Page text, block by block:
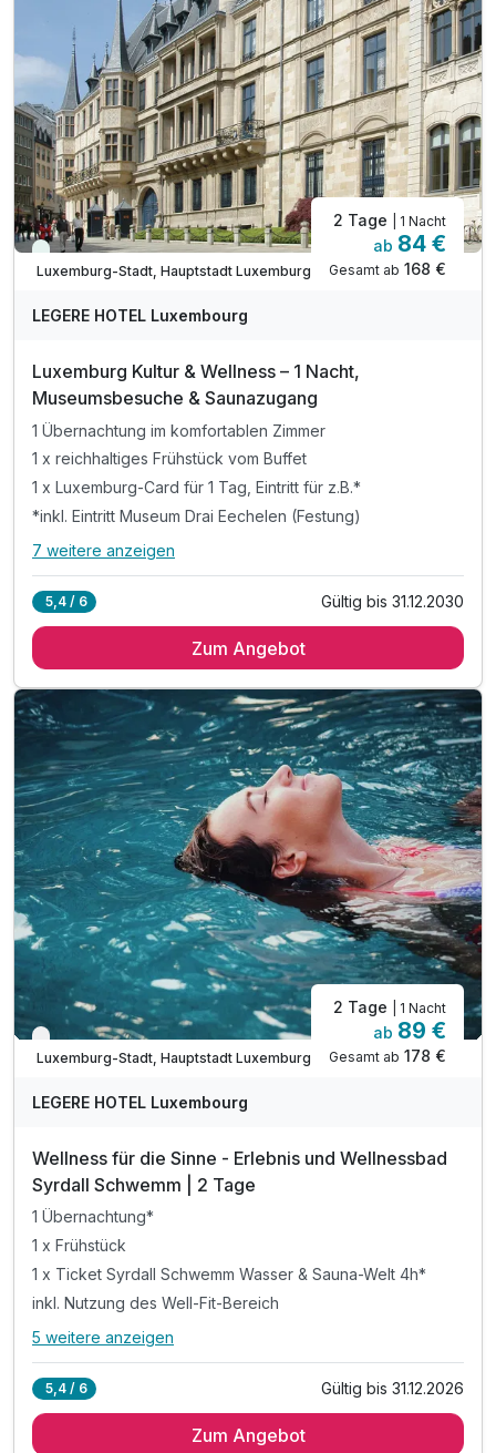
Ausstattung
Zusatznächte
Für 3 Tage
inkl. Nutzung des Sauna- und Fitnessbereichs
inkl. Außenparkplatz am Hotel nach Verfügbarkeit
inkl. WLAN Nutzung
Immer verfügbar
Luxemburg-Stadt, Hauptstadt Luxemburg
2 Tage | 1 Nacht
ab 84 €
Gesamt ab 168 €
LEGERE HOTEL Luxembourg
Luxemburg Kultur & Wellness – 1 Nacht,
Museumsbesuche & Saunazugang
1 Übernachtung im komfortablen Zimmer
1 x reichhaltiges Frühstück vom Buffet
1 x Luxemburg-Card für 1 Tag, Eintritt für z.B.*
*inkl. Eintritt Museum Drai Eechelen (Festung)
Alle Inklusivleistungen
1 x reichhaltiges Frühstück vom Buffet
*inkl. Eintritt Museum Drai Eechelen (Festung)
*inkl. Eintritt MUDAM und viele weitere Museen
*inkl. Nutzung des Sauna- und Fitnessbereichs
*inkl. Eintritt: Kunst- und Naturkundemuseum
inkl. Voucher im Hotelshop
inkl. WLAN Nutzung
inkl. Außenparkplatz am Hotel nach Verfügbarkeit
inkl. Nutzung aller öffentlichen Verkehrsmittel
7 weitere anzeigen
5,4 / 6 Gültig bis 31.12.2030
Zum Angebot
Verfügbar bis Dezember
Luxemburg-Stadt, Hauptstadt Luxemburg
2 Tage | 1 Nacht
ab 89 €
Gesamt ab 178 €
LEGERE HOTEL Luxembourg
Wellness für die Sinne - Erlebnis und Wellnessbad
Syrdall Schwemm | 2 Tage
1 Übernachtung*
1 x Frühstück
1 x Ticket Syrdall Schwemm Wasser & Sauna-Welt 4h*
inkl. Nutzung des Well-Fit-Bereich
Alle Inklusivleistungen
5 weitere anzeigen
5,4 / 6 Gültig bis 31.12.2026
Zum Angebot